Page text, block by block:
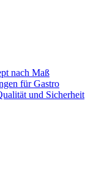
nach Maß
für Gastro
und Sicherheit